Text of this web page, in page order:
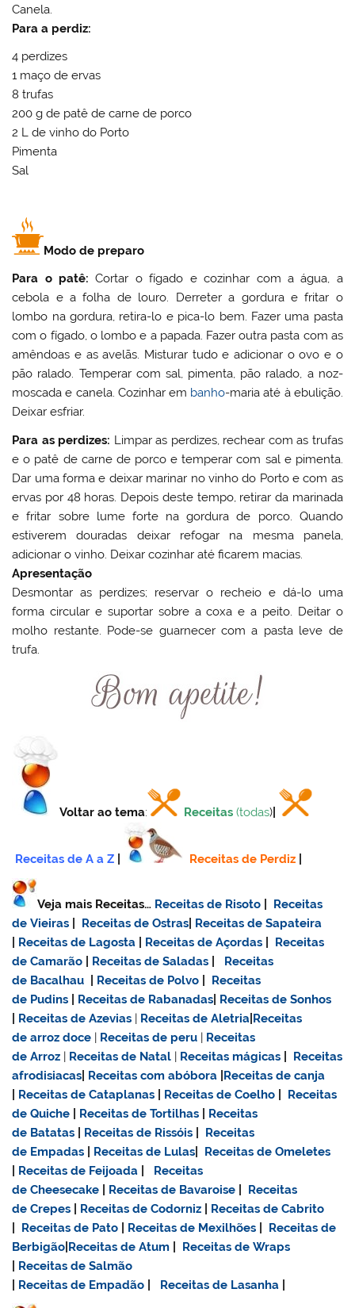
Canela.
Para a perdiz:
4 perdizes
1 maço de ervas
8 trufas
200 g de patê de carne de porco
2 L de vinho do Porto
Pimenta
Sal
Modo de preparo
Para o patê: Cortar o fígado e cozinhar com a água, a
cebola e a folha de louro. Derreter a gordura e fritar o
lombo na gordura, retira-lo e pica-lo bem. Fazer uma pasta
com o fígado, o lombo e a papada. Fazer outra pasta com as
amêndoas e as avelãs. Misturar tudo e adicionar o ovo e o
pão ralado. Temperar com sal, pimenta, pão ralado, a noz-
moscada e canela. Cozinhar em banho-maria até à ebulição.
Deixar esfriar.
Para as perdizes: Limpar as perdizes, rechear com as trufas
e o patê de carne de porco e temperar com sal e pimenta.
Dar uma forma e deixar marinar no vinho do Porto e com as
ervas por 48 horas. Depois deste tempo, retirar da marinada
e fritar sobre lume forte na gordura de porco. Quando
estiverem douradas deixar refogar na mesma panela,
adicionar o vinho. Deixar cozinhar até ficarem macias.
Apresentação
Desmontar as perdizes; reservar o recheio e dá-lo uma
forma circular e suportar sobre a coxa e a peito. Deitar o
molho restante. Pode-se guarnecer com a pasta leve de
trufa.
Voltar ao tema: Receitas (todas)
Receitas de A a Z Receitas de Perdiz
Veja mais Receitas… Receitas de Risoto
Receitas
de Vieiras
Receitas de Ostras Receitas de Sapateira
Receitas de Lagosta Receitas de Açordas
Receitas
de Camarão
Receitas de Saladas
Receitas
de Bacalhau
Receitas de Polvo
Receitas
de Pudins
Receitas de Rabanadas Receitas de Sonhos
Receitas de Azevias | Receitas de Aletria Receitas
dearroz doce | Receitas de peru | Receitas
de Arroz | Receitas de Natal | Receitas mágicas
Receitas
afrodisiacas Receitas com abóbora Receitas de canja
Receitas de Cataplanas Receitas de Coelho
Receitas
de Quiche
Receitas de Tortilhas
Receitas
de Batatas
Receitas de Rissóis
Receitas
de Empadas
Receitas de Lulas
Receitas de Omeletes
Receitas de Feijoada
Receitas
de Cheesecake
Receitas de Bavaroise
Receitas
de Crepes
Receitas de Codorniz
Receitas de Cabrito
Receitas de Pato Receitas de Mexilhões
Receitas de
Berbigão Receitas de Atum
Receitas de Wraps
Receitas de Salmão
Receitas de Empadão Receitas de Lasanha